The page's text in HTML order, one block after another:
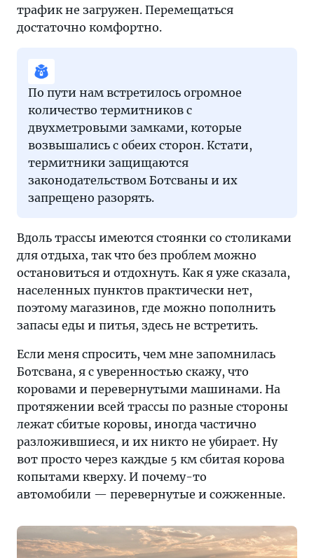
трафик не загружен. Перемещаться
достаточно комфортно.
По пути нам встретилось огромное
количество термитников с
двухметровыми замками, которые
возвышались с обеих сторон. Кстати,
термитники защищаются
законодательством Ботсваны и их
запрещено разорять.
Вдоль трассы имеются стоянки со столиками
для отдыха, так что без проблем можно
остановиться и отдохнуть. Как я уже сказала,
населенных пунктов практически нет,
поэтому магазинов, где можно пополнить
запасы еды и питья, здесь не встретить.
Если меня спросить, чем мне запомнилась
Ботсвана, я с уверенностью скажу, что
коровами и перевернутыми машинами. На
протяжении всей трассы по разные стороны
лежат сбитые коровы, иногда частично
разложившиеся, и их никто не убирает. Ну
вот просто через каждые 5 км сбитая корова
копытами кверху. И почему-то
автомобили — перевернутые и сожженные.